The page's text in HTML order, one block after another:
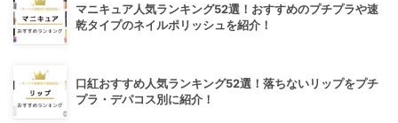
マニキュア人気ランキング52選！おすすめのプチプラや速
乾タイプのネイルポリッシュを紹介！
口紅おすすめ人気ランキング52選！落ちないリップをプチ
プラ・デパコス別に紹介！